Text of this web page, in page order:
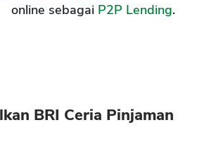
online sebagai P2P Lending.
BRI Ceria Pinjaman